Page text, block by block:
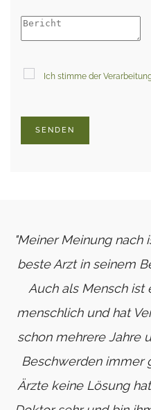
Ich stimme der
SENDEN
"Meiner Meinung nach
beste Arzt in seinem
Auch als Mensch
menschlich und hat
schon mehrere Jahre
Beschwerden immer
Ärzte keine Lösung